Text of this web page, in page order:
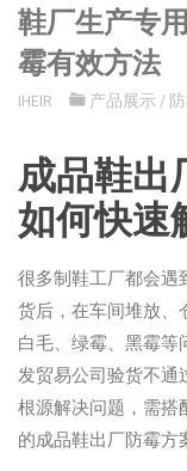
鞋厂生产专
霉有效方法
IHEIR 产品展示 /
成品鞋出
如何快速
很多制鞋工厂都会遇
货后，在车间堆放、
白毛、绿霉、黑霉等
发贸易公司验货不通
根源解决问题，需搭
的成品鞋出厂防霉方